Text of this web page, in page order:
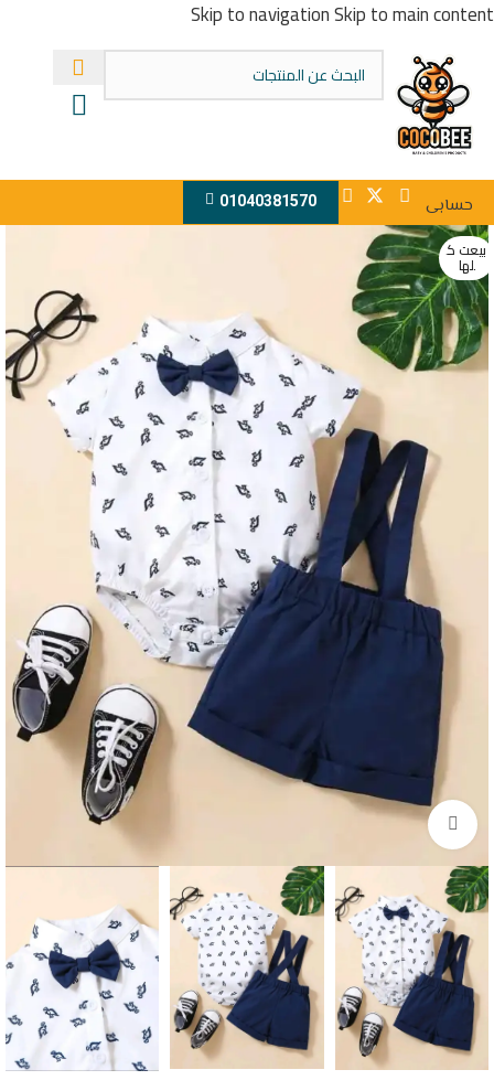
Skip to navigationSkip to main content
حسابى 01040381570
بيعت ك
لها
اضغط للتكبير